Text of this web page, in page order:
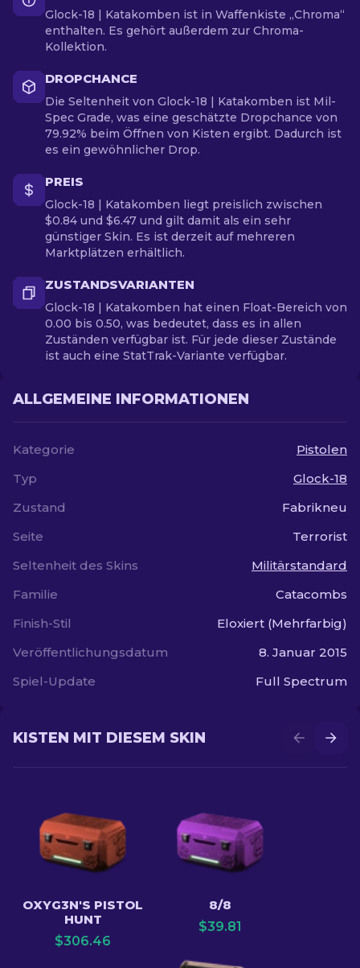
Glock-18 | Katakomben ist in Waffenkiste „Chroma“
enthalten. Es gehört außerdem zur Chroma-
Kollektion.
DROPCHANCE
Die Seltenheit von Glock-18 | Katakomben ist Mil-
Spec Grade, was eine geschätzte Dropchance von
79.92% beim Öffnen von Kisten ergibt. Dadurch ist
es ein gewöhnlicher Drop.
PREIS
Glock-18 | Katakomben liegt preislich zwischen
$0.84 und $6.47 und gilt damit als ein sehr
günstiger Skin. Es ist derzeit auf mehreren
Marktplätzen erhältlich.
ZUSTANDSVARIANTEN
Glock-18 | Katakomben hat einen Float-Bereich von
0.00 bis 0.50, was bedeutet, dass es in allen
Zuständen verfügbar ist. Für jede dieser Zustände
ist auch eine StatTrak-Variante verfügbar.
ALLGEMEINE INFORMATIONEN
Kategorie
Pistolen
Typ
Glock-18
Zustand
Fabrikneu
Seite
Terrorist
Seltenheit des Skins
Militärstandard
Familie
Catacombs
Finish-Stil
Eloxiert (Mehrfarbig)
Veröffentlichungsdatum
8. Januar 2015
Spiel-Update
Full Spectrum
KISTEN MIT DIESEM SKIN
OXYG3N'S PISTOL
HUNT
$306.46
8/8
$39.81